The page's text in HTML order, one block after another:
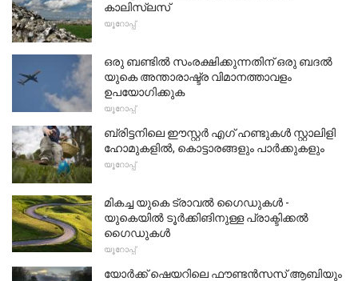
കാലിസ്ലസ്
യൂറോപ്പ്
ഒരു ബണ്ടിൽ സംരക്ഷിക്കുന്നതിന് ഒരു ബദൽ
യുകെ അന്താരാഷ്ട്ര വിമാനത്താവളം
ഉപയോഗിക്കുക
യൂറോപ്പ്
ബ്രിട്ടനിലെ ഈസ്റ്റർ എഗ് ഹണ്ടുകൾ സ്റ്റാലിളി
ഹോമുകളിൽ, കൊട്ടാരങ്ങളും പാർക്കുകളും
യൂറോപ്പ്
മികച്ച യുകെ ട്രാവൽ ഗൈഡുകൾ -
യുകെയിൽ ടൂർക്കിങിനുള്ള പ്രാക്ടിക്കൽ
ഗൈഡുകൾ
യൂറോപ്പ്
യോർക്ക് ഷെയറിലെ ഫൗണ്ടൻസസ് ആബിയും